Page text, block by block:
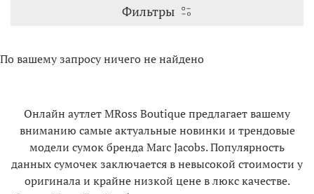
Фильтры
По вашему запросу ничего не найдено
Онлайн аутлет MRoss Boutique предлагает вашему
вниманию самые актуальные новинки и трендовые
модели сумок брендаMarc Jacobs. Популярность
данных сумочек заключается в невысокой стоимости у
оригинала и крайне низкой цене в люкс качестве.